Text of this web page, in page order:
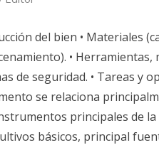
del bien • Materiales
•
de seguridad. • Tareas y
se relaciona
principales de
básicos, principal